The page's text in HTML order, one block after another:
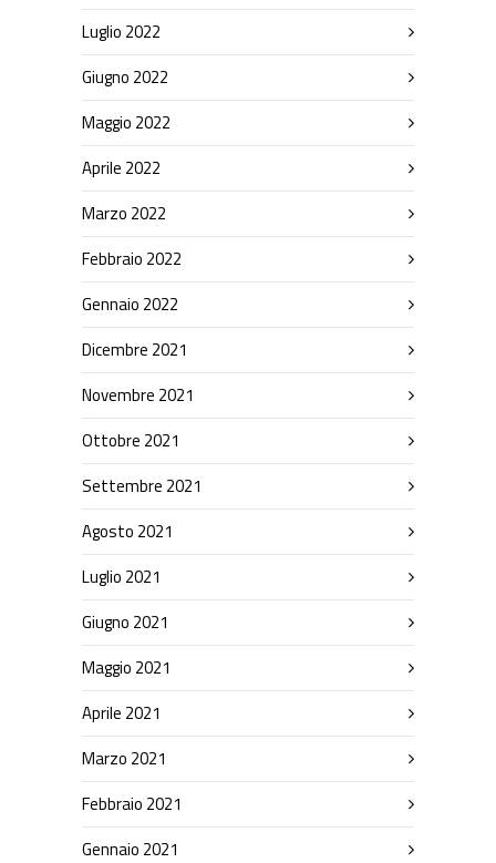
Luglio 2022
Giugno 2022
Maggio 2022
Aprile 2022
Marzo 2022
Febbraio 2022
Gennaio 2022
Dicembre 2021
Novembre 2021
Ottobre 2021
Settembre 2021
Agosto 2021
Luglio 2021
Giugno 2021
Maggio 2021
Aprile 2021
Marzo 2021
Febbraio 2021
Gennaio 2021